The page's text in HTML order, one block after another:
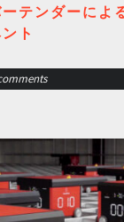
テンダーによ
ト